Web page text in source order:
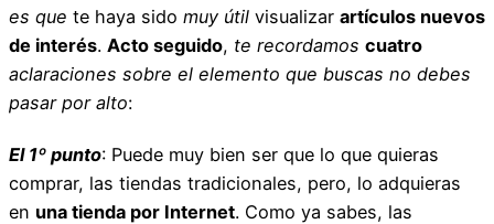
es que te haya sido muy útil visualizar artículos nuevos
de interés. Acto seguido, te recordamos cuatro
aclaraciones sobre el elemento que buscas no debes
pasar por alto:
El 1º punto: Puede muy bien ser que lo que quieras
comprar, las tiendas tradicionales, pero, lo adquieras
en una tienda por Internet. Como ya sabes, las